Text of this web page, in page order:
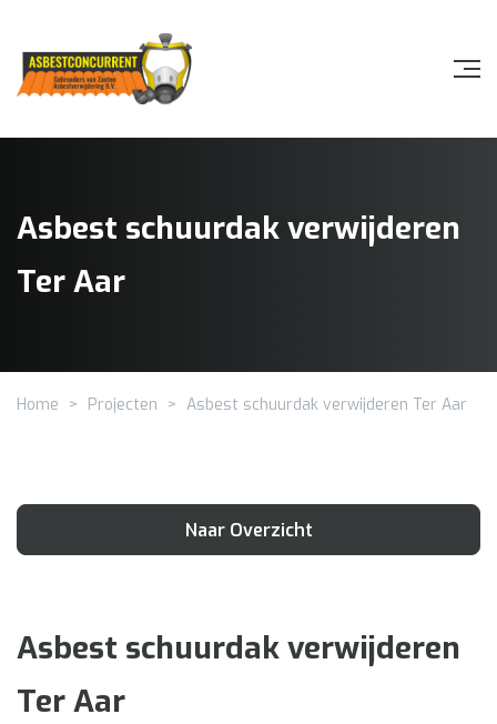
Asbest schuurdak verwijderen
Ter Aar
Home > Projecten > Asbest schuurdak verwijderen Ter Aar
Naar Overzicht
Asbest schuurdak verwijderen
Ter Aar